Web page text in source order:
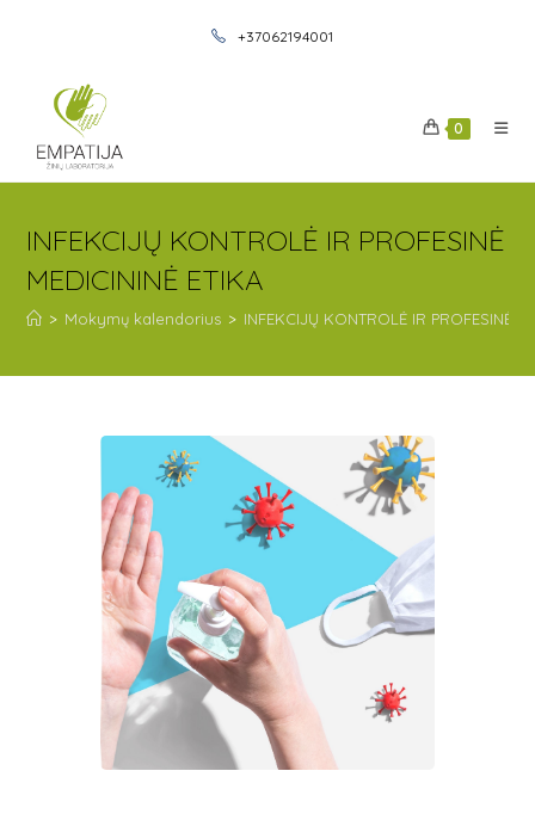
+37062194001
0
INFEKCIJŲ KONTROLĖ IR PROFESINĖ
MEDICININĖ ETIKA
> Mokymų kalendorius > INFEKCIJŲ KONTROLĖ IR PROFESINĖ